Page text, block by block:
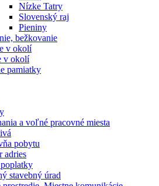
Nízke Tatry
Slovenský raj
Pieniny
bežkovanie
v okolí
v okolí
pamiatky
a voľné pracovné miesta
pobytu
adries
stavebný úrad